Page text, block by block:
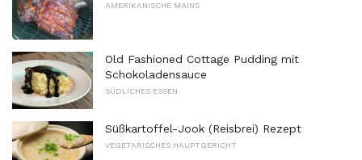
AMERIKANISCHE MAINS
Old Fashioned Cottage Pudding mit
Schokoladensauce
SÜDLICHES ESSEN
Süßkartoffel-Jook (Reisbrei) Rezept
VEGETARISCHES HAUPTGERICHT